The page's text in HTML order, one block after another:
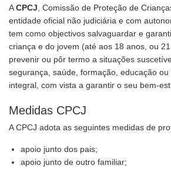
ACPCJ , Comissão de Proteção de
entidade oficial não judiciária e com
tem como objectivos salvaguardar e
criança e do jovem (até aos 18 anos, ou
prevenir ou pôr termo a situações
segurança, saúde, formação, educação
integral, com vista a garantir o seu bem-
Medidas CPCJ
A CPCJ adota as seguintes medidas de
apoio junto dos pais;
apoio junto de outro familiar;